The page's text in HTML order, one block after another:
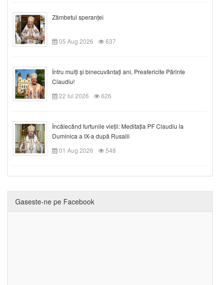
Zâmbetul speranței
05 Aug 2026 637
Întru mulți și binecuvântați ani, Preafericite Părinte
Claudiu!
22 Iul 2026
626
Încălecând furtunile vieții: Meditația PF Claudiu la
Duminica a IX-a după Rusalii
01 Aug 2026
548
Gaseste-ne pe Facebook